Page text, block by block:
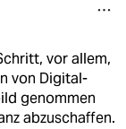
vor allem,
von Digital-
genommen
abzuschaffen.